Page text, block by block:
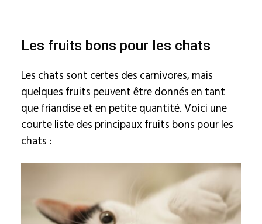
Les fruits bons pour les chats
Les chats sont certes des carnivores, mais
quelques fruits peuvent être donnés en tant
que friandise et en petite quantité. Voici une
courte liste des principaux fruits bons pour les
chats :